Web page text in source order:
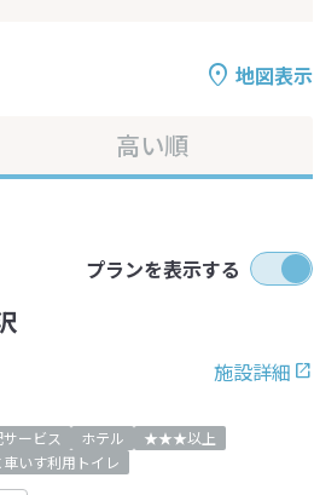
地図表示
高い順
プランを表示する
施設詳細
サービス ホテル
★★★以上
いす利用トイレ